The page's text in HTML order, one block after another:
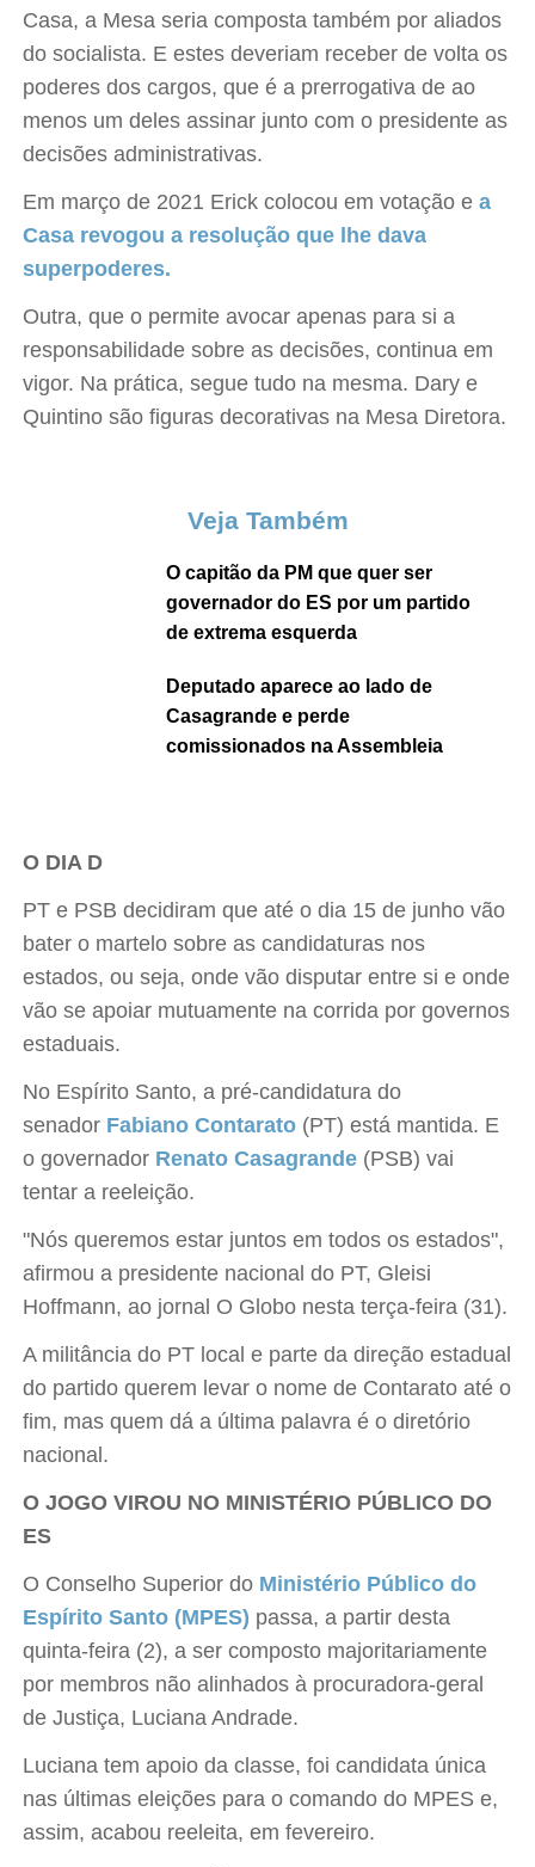
Casa, a Mesa seria composta também por aliados
do socialista. E estes deveriam receber de volta os
poderes dos cargos, que é a prerrogativa de ao
menos um deles assinar junto com o presidente as
decisões administrativas.
Em março de 2021 Erick colocou em votação ea
Casa revogou a resolução que lhe dava
superpoderes.
Outra, que o permite avocar apenas para si a
responsabilidade sobre as decisões, continua em
vigor. Na prática, segue tudo na mesma. Dary e
Quintino são figuras decorativas na Mesa Diretora.
Veja Também
O capitão da PM que quer ser
governador do ES por um partido
de extrema esquerda
Deputado aparece ao lado de
Casagrande e perde
comissionados na Assembleia
O DIA D
PT e PSB decidiram que até o dia 15 de junho vão
bater o martelo sobre as candidaturas nos
estados, ou seja, onde vão disputar entre si e onde
vão se apoiar mutuamente na corrida por governos
estaduais.
No Espírito Santo, a pré-candidatura do
senador Fabiano Contarato (PT) está mantida. E
o governador Renato Casagrande (PSB) vai
tentar a reeleição.
"Nós queremos estar juntos em todos os estados",
afirmou a presidente nacional do PT, Gleisi
Hoffmann, ao jornal O Globo nesta terça-feira (31).
A militância do PT local e parte da direção estadual
do partido querem levar o nome de Contarato até o
fim, mas quem dá a última palavra é o diretório
nacional.
O JOGO VIROU NO MINISTÉRIO PÚBLICO DO
ES
O Conselho Superior do Ministério Público do
Espírito Santo (MPES) passa, a partir desta
quinta-feira (2), a ser composto majoritariamente
por membros não alinhados à procuradora-geral
de Justiça, Luciana Andrade.
Luciana tem apoio da classe, foi candidata única
nas últimas eleições para o comando do MPES e,
assim, acabou reeleita, em fevereiro.